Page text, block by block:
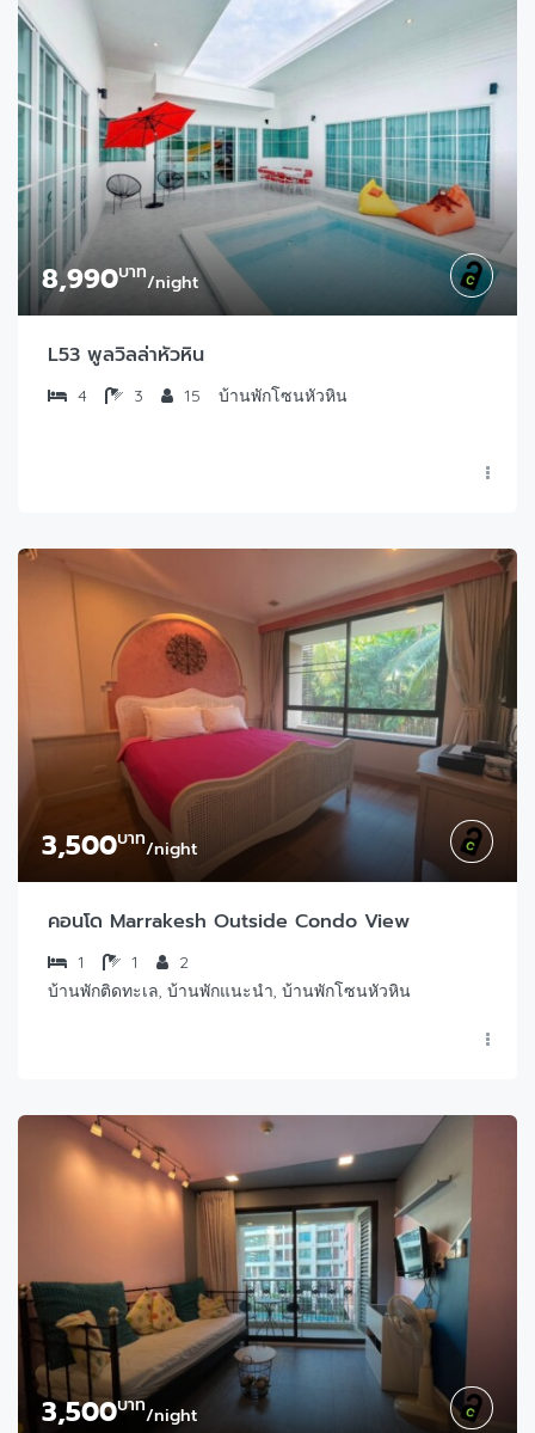
8,990บาท/night
L53 พูลวิลล่าหัวหิน
4 3 15 บ้านพักโซนหัวหิน
3,500บาท/night
คอนโด Marrakesh Outside Condo View
1 1
2
บ้านพักติดทะเล, บ้านพักแนะนำ, บ้านพักโซนหัวหิน
3,500บาท/night